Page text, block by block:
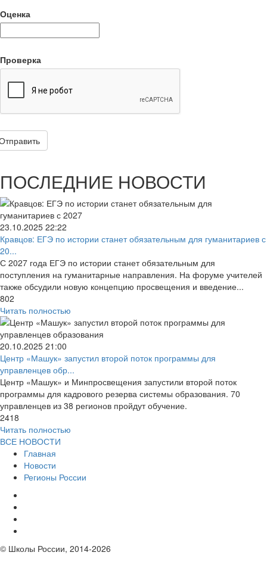
Оценка
Проверка
ПОСЛЕДНИЕ НОВОСТИ
23.10.2025 22:22
Кравцов: ЕГЭ по истории станет обязательным для гуманитариев с
20...
С 2027 года ЕГЭ по истории станет обязательным для
поступления на гуманитарные направления. На форуме учителей
также обсудили новую концепцию просвещения и введение...
802
Читать полностью
20.10.2025 21:00
Центр «Машук» запустил второй поток программы для
управленцев обр...
Центр «Машук» и Минпросвещения запустили второй поток
программы для кадрового резерва системы образования. 70
управленцев из 38 регионов пройдут обучение.
2418
Читать полностью
ВСЕ НОВОСТИ
Главная
Новости
Регионы России
© Школы России, 2014-2026